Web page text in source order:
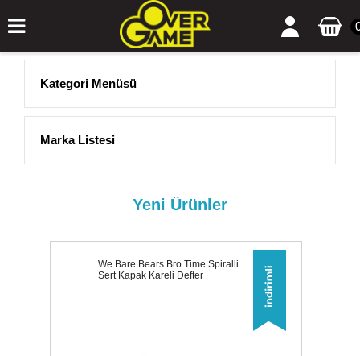
Kategori Menüsü
Marka Listesi
Yeni Ürünler
We Bare Bears Bro Time Spiralli
Sert Kapak Kareli Defter